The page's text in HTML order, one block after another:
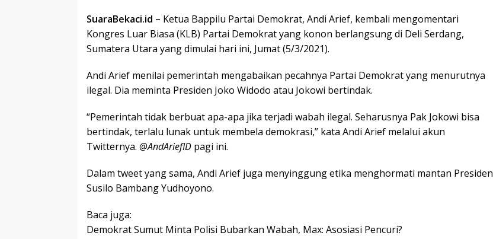
SuaraBekaci.id – Ketua Bappilu Partai Demokrat, Andi Arief, kembali mengomentari
Kongres Luar Biasa (KLB) Partai Demokrat yang konon berlangsung di Deli Serdang,
Sumatera Utara yang dimulai hari ini, Jumat (5/3/2021).
Andi Arief menilai pemerintah mengabaikan pecahnya Partai Demokrat yang menurutnya
ilegal. Dia meminta Presiden Joko Widodo atau Jokowi bertindak.
“Pemerintah tidak berbuat apa-apa jika terjadi wabah ilegal. Seharusnya Pak Jokowi bisa
bertindak, terlalu lunak untuk membela demokrasi,” kata Andi Arief melalui akun
Twitternya. @AndAriefID pagi ini.
Dalam tweet yang sama, Andi Arief juga menyinggung etika menghormati mantan Presiden
Susilo Bambang Yudhoyono.
Baca juga:
Demokrat Sumut Minta Polisi Bubarkan Wabah, Max: Asosiasi Pencuri?